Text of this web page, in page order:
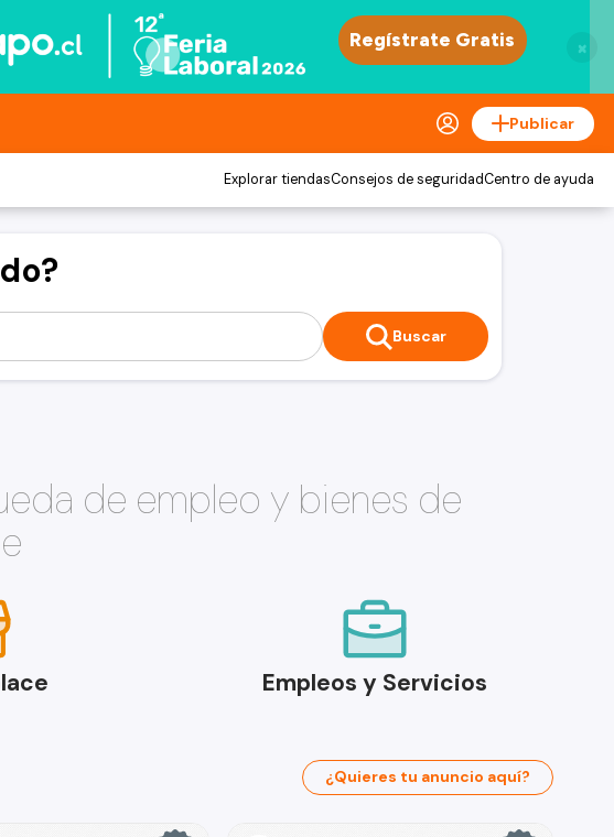
×
Publicar
Explorar tiendasConsejos de seguridadCentro de ayuda
Buscar
de empleo y bienes de
Empleos y Servicios
¿Quieres tu anuncio aquí?